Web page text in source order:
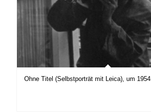
Ohne Titel (Selbstporträt mit Leica), um 1954